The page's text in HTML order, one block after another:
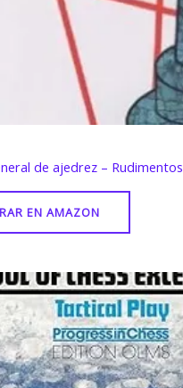
de ajedrez – Rudimentos
EN AMAZON